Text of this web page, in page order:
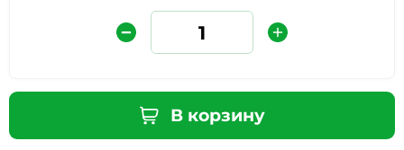
В корзину
Введите слово на картинке
* Нажимая кнопку «Отправить отзыв», я даю свое
согласие на обработку моих персональных данных, в
соответствии с Федеральным законом от 27.07.2006 года